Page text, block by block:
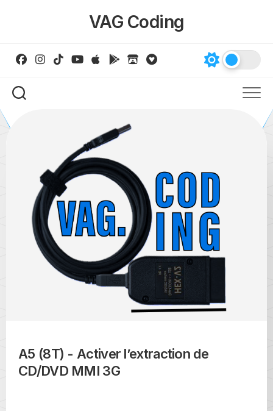
VAG Coding
A5 (8T) - Activer l’extraction de
CD/DVD MMI 3G